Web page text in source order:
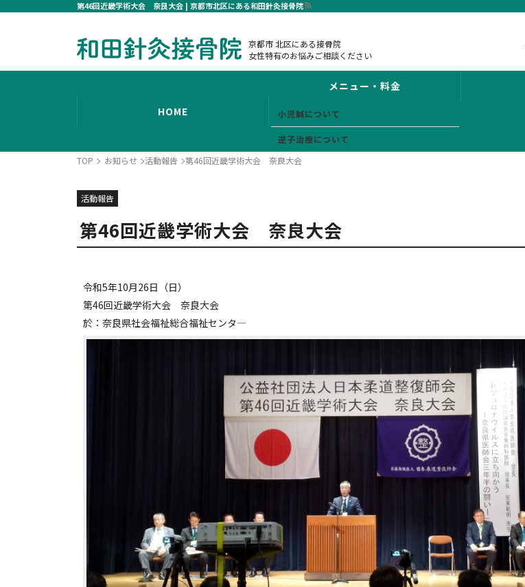
第46回近畿学術大会 奈良大会 | 京都市北区にある和田針灸接骨院
京都市 北区にある接骨院
女性特有のお悩みご相談ください
HOME
メニュー・料金
小児鍼について
逆子治療について
TOP お知らせ 活動報告 第46回近畿学術大会 奈良大会
活動報告
第46回近畿学術大会 奈良大会
令和5年10月26日（日）
第46回近畿学術大会 奈良大会
於：奈良県社会福祉総合福祉センタ―